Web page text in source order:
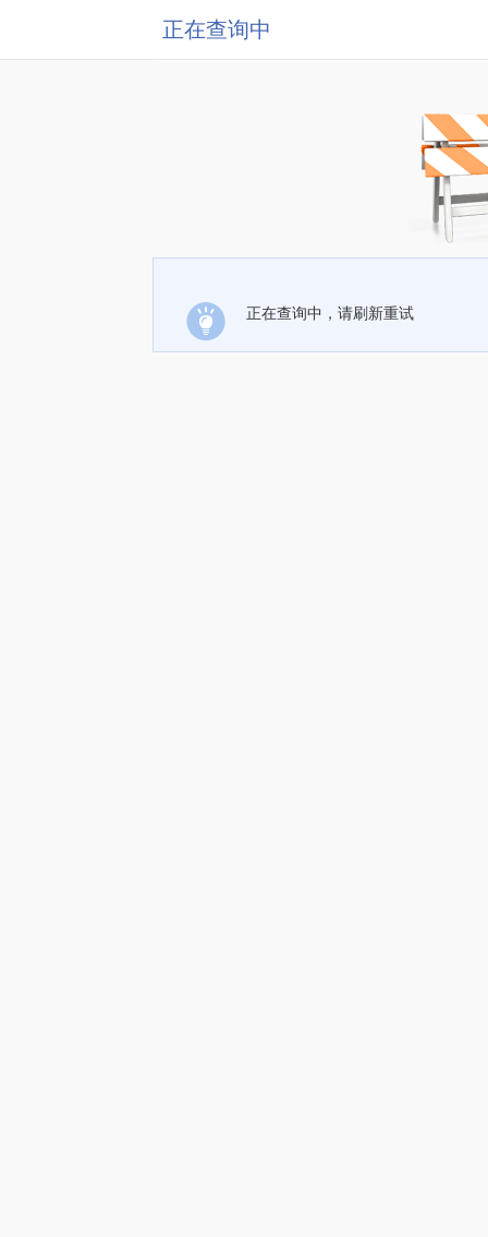
正在查询中
正在查询中，请刷新重试